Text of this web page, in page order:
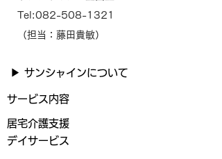
Tel:082-508-1321
（担当：藤田貴敏）
▶ サンシャインについて
サービス内容
居宅介護支援
デイサービス